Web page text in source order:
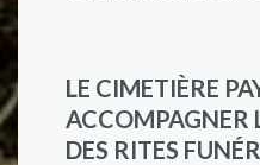
LE CIMETIÈRE
ACCOMPAGNER
DES RITES